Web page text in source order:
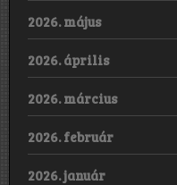
2026. május
2026. április
2026. március
2026. február
2026. január